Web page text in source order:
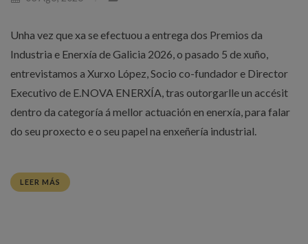
Unha vez que xa se efectuou a entrega dos Premios da
Industria e Enerxía de Galicia 2026, o pasado 5 de xuño,
entrevistamos a Xurxo López, Socio co-fundador e Director
Executivo de E.NOVA ENERXÍA, tras outorgarlle un accésit
dentro da categoría á mellor actuación en enerxía, para falar
do seu proxecto e o seu papel na enxeñería industrial.
LEER MÁS